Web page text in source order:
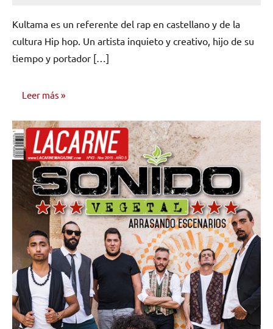
comentarios
Kultama es un referente del rap en castellano y de la
cultura Hip hop. Un artista inquieto y creativo, hijo de su
tiempo y portador […]
Leer más
ENTREVISTAS